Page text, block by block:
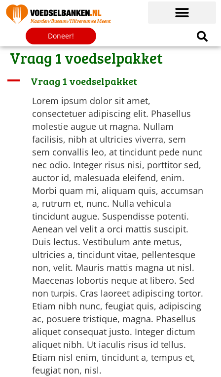
Doneer!
Vraag 1 voedselpakket
A Vraag 1 voedselpakket
Lorem ipsum dolor sit amet,
consectetuer adipiscing elit. Phasellus
molestie augue ut magna. Nullam
facilisis, nibh at ultricies viverra, sem
sem convallis leo, at tincidunt pede nunc
nec odio. Integer risus nisi, porttitor sed,
auctor id, malesuada eleifend, enim.
Morbi quam mi, aliquam quis, accumsan
a, rutrum et, nunc. Nulla vehicula
tincidunt augue. Suspendisse potenti.
Aenean vel velit a orci mattis suscipit.
Duis lectus. Vestibulum ante metus,
ultricies a, tincidunt vitae, pellentesque
non, velit. Mauris mattis magna ut nisl.
Maecenas lobortis neque at libero. Sed
non turpis. Cras laoreet adipiscing tortor.
Etiam nibh nunc, feugiat quis, adipiscing
ac, posuere tristique, magna. Phasellus
aliquet consequat justo. Integer dictum
aliquet nibh. Ut iaculis risus id tellus.
Etiam nisl enim, tincidunt a, tempus et,
feugiat non, nisl.